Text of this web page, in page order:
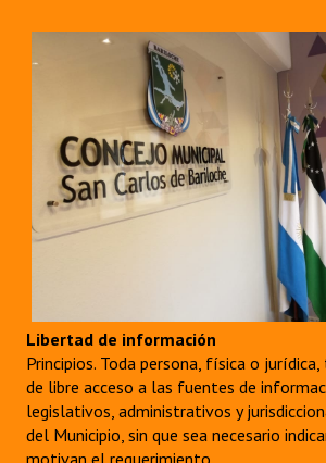
Libertad de información
Principios. Toda persona, física o
de libre acceso a las fuentes de
legislativos, administrativos y
del Municipio, sin que sea necesario
motivan el requerimiento.